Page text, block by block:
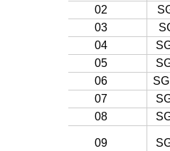
02
03
04
05
06
07
08
09